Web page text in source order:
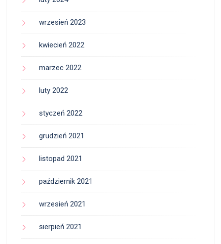
wrzesień 2023
kwiecień 2022
marzec 2022
luty 2022
styczeń 2022
grudzień 2021
listopad 2021
październik 2021
wrzesień 2021
sierpień 2021